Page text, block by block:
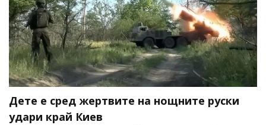
Дете е сред жертвите на нощните руски
удари край Киев